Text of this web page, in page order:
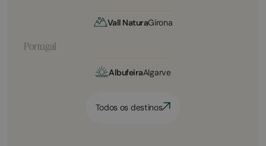
Vall NaturaGirona
Portugal
AlbufeiraAlgarve
Todos os destinos